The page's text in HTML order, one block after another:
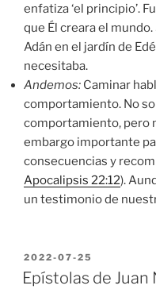
enfatiza ‘el principio’.
que Él creara el
Adán en el jardín de
necesitaba.
Andemos: Caminar
comportamiento. No
comportamiento, pero
embargo importante
consecuencias y
Apocalipsis 22:12).
un testimonio de
POSTED
ON
2022-07-25
Epístolas de Juan